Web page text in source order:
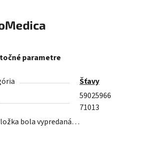
parametre
Šťavy
59025966
71013
bola vypredaná…